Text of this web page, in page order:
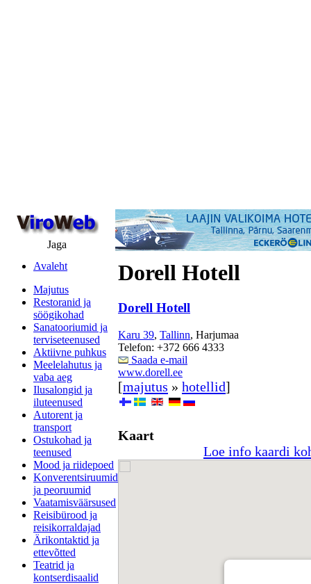
Jaga
Avaleht
Majutus
Restoranid ja
söögikohad
Sanatooriumid ja
terviseteenused
Aktiivne puhkus
Meelelahutus ja
vaba aeg
Ilusalongid ja
iluteenused
Autorent ja
transport
Ostukohad ja
teenused
Mood ja riidepoed
Konverentsiruumid
ja peoruumid
Vaatamisväärsused
Reisibürood ja
reisikorraldajad
Ärikontaktid ja
ettevõtted
Teatrid ja
kontserdisaalid
Dorell Hotell
Dorell Hotell
Karu 39, Tallinn, Harjumaa
Telefon: +372 666 4333
Saada e-mail
www.dorell.ee
[majutus » hotellid]
Kaart
Loe info kaardi